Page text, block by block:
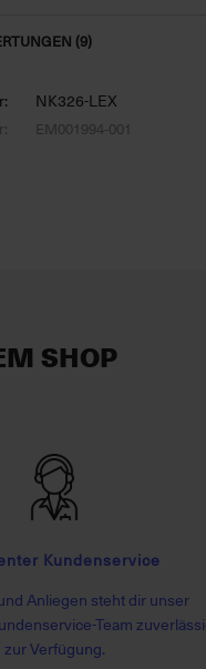
(9)
NK326-LEX
EM001994-001
SHOP
Kundenservice
Anliegen steht dir unser
Team
zur Verfügung.